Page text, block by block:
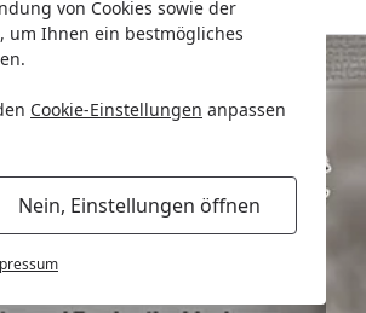
von Cookies sowie der
um Ihnen ein bestmögliches
Cookie-Einstellungen anpassen
Nein, Einstellungen öffnen